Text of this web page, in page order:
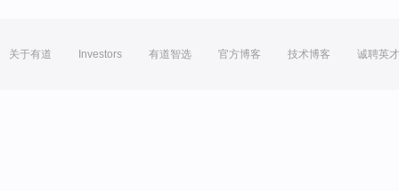
关于有道 Investors 有道智选 官方博客 技术博客 诚聘英才